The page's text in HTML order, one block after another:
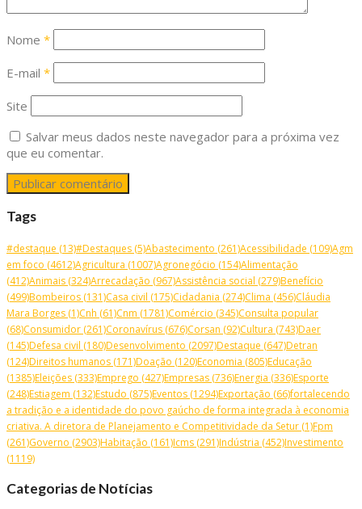
Nome *
E-mail *
Site
Salvar meus dados neste navegador para a próxima vez
que eu comentar.
Tags
#destaque (13)#Destaques (5)Abastecimento (261)Acessibilidade (109)Agm
em foco (4612)Agricultura (1007)Agronegócio (154)Alimentação
(412)Animais (324)Arrecadação (967)Assistência social (279)Benefício
(499)Bombeiros (131)Casa civil (175)Cidadania (274)Clima (456)Cláudia
Mara Borges (1)Cnh (61)Cnm (1781)Comércio (345)Consulta popular
(68)Consumidor (261)Coronavírus (676)Corsan (92)Cultura (743)Daer
(145)Defesa civil (180)Desenvolvimento (2097)Destaque (647)Detran
(124)Direitos humanos (171)Doação (120)Economia (805)Educação
(1385)Eleições (333)Emprego (427)Empresas (736)Energia (336)Esporte
(248)Estiagem (132)Estudo (875)Eventos (1294)Exportação (66)fortalecendo
a tradição e a identidade do povo gaúcho de forma integrada à economia
criativa. A diretora de Planejamento e Competitividade da Setur (1)Fpm
(261)Governo (2903)Habitação (161)Icms (291)Indústria (452)Investimento
(1119)
Categorias de Notícias